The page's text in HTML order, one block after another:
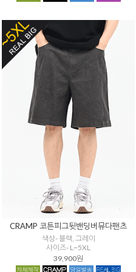
CRAMP 코튼피그뒷밴딩버뮤다팬츠
색상- 블랙, 그레이
사이즈- L~5XL
39,900원